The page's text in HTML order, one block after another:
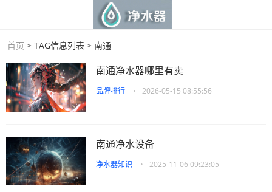
首页 > TAG信息列表 > 南通
南通净水器哪里有卖
品牌排行 • 2026-05-15 08:55:56
南通净水设备
净水器知识 • 2025-11-06 09:23:05